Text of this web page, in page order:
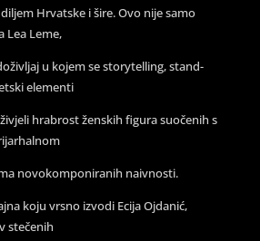
Hrvatske i šire. Ovo nije samo
Lea Leme,
u kojem se storytelling, stand-
elementi
hrabrost ženskih figura suočenih s
novokomponiranih naivnosti.
koju vrsno izvodi Ecija Ojdanić,
stečenih